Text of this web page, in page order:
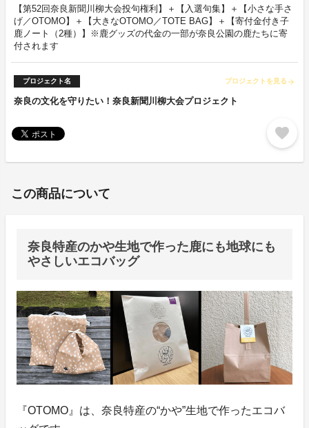
【第52回奈良新聞川柳大会投句権利】＋【入選句集】＋【小さな手さ
げ／OTOMO】＋【大きなOTOMO／TOTE BAG】＋【寄付金付き子
鹿ノート（2種）】※鹿グッズの代金の一部が奈良公園の鹿たちに寄
付されます
プロジェクト名 プロジェクトを見る arrow_forward
奈良の文化を守りたい！奈良新聞川柳大会プロジェクト
favorite
この商品について
奈良特産のかや生地で作った鹿にも地球にも
やさしいエコバッグ
『OTOMO』は、奈良特産の“かや”生地で作ったエコバ